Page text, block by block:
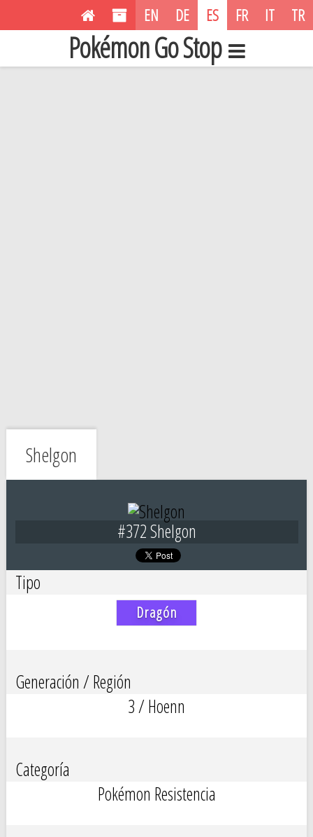
EN DE ES FR IT TR
Pokémon Go Stop
Shelgon
#372 Shelgon
Tipo
Dragón
Generación / Región
3 / Hoenn
Categoría
Pokémon Resistencia